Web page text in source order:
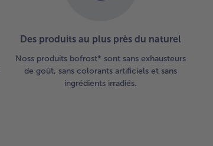
Des produits au plus près du naturel
Noss produits bofrost* sont sans exhausteurs
de goût, sans colorants artificiels et sans
ingrédients irradiés.